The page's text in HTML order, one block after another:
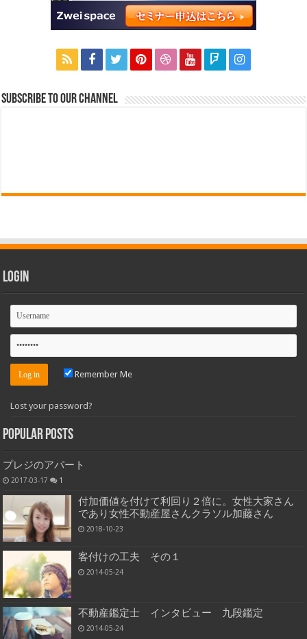
Subscribe to our Channel
Login
Remember Me
Lost your password?
Popular Posts
プレジのアパート
2017-03-17 1
付加価値を付けて利回り２倍に。女性大家さん
であり女性不動産屋さんクラソル加藤さん
2018-10-23
客付けの工夫 その１
2014-05-24
不動産鑑定士 インタビュー 九段鑑定
2014-05-24